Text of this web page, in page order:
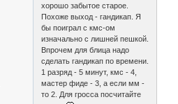
хорошо забытое старое.
Похоже выход - гандикап. Я
бы поиграл с кмс-ом
изначально с лишней пешкой.
Впрочем для блица надо
сделать гандикап по времени.
1 разряд - 5 минут, кмс - 4,
мастер фиде - 3, а если мм -
то 2. Для гросса посчитайте